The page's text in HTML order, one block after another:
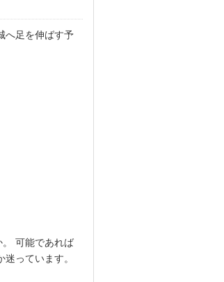
へ足を伸ばす予
可能であれば
っています。